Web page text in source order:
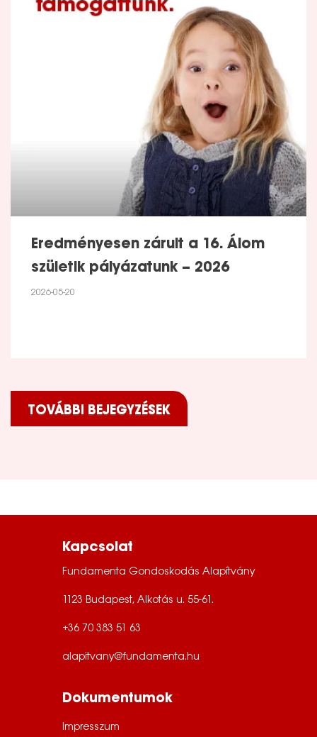
Eredményesen zárult a 16. Álom
születik pályázatunk – 2026
2026-05-20
TOVÁBBI BEJEGYZÉSEK
Kapcsolat
Fundamenta Gondoskodás Alapítvány
1123 Budapest, Alkotás u. 55-61.
+36 70 383 51 63
alapitvany@fundamenta.hu
Dokumentumok
Impresszum